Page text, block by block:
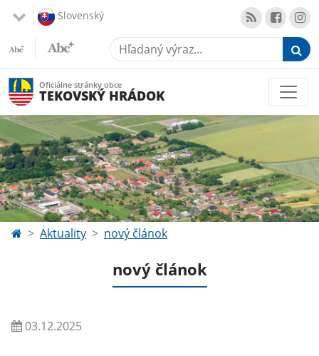
Slovenský
Hľadaný výraz...
Oficiálne stránky obce
TEKOVSKÝ HRÁDOK
Aktuality nový článok
nový článok
03.12.2025